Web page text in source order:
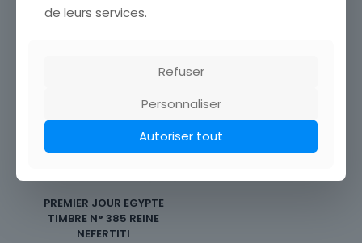
PREMIER JOUR EGYPTE
TIMBRE N° 385 REINE
NEFERTITI
de leurs services.
Refuser
Personnaliser
Autoriser tout